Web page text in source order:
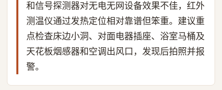
和信号探测器对无电无网设备效果不佳，红外
测温仪通过发热定位相对靠谱但笨重。建议重
点检查床边小洞、对面电器插座、浴室马桶及
天花板烟感器和空调出风口，发现后拍照并报
警。